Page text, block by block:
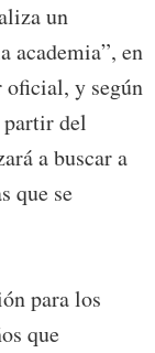
un
academia”, en
oficial, y según
partir del
a buscar a
que se
para los
que